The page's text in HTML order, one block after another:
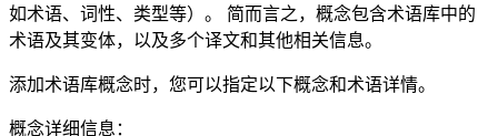
如术语、词性、类型等）。 简而言之，概念包含术语库中的
术语及其变体，以及多个译文和其他相关信息。
添加术语库概念时，您可以指定以下概念和术语详情。
概念详细信息：